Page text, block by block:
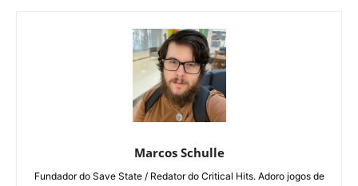
Marcos Schulle
Fundador do Save State / Redator do Critical Hits. Adoro jogos de